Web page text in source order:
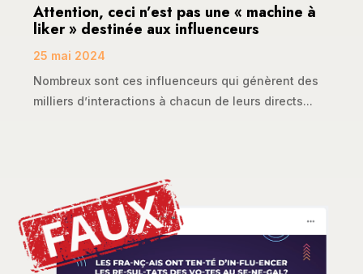
Attention, ceci n’est pas une « machine à
liker » destinée aux influenceurs
25 mai 2024
Nombreux sont ces influenceurs qui génèrent des
milliers d’interactions à chacun de leurs directs...